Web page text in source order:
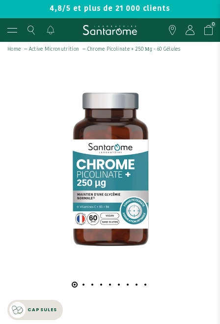
4,8/5 et plus de 21 000 clients
0
Home — Active Micronutrition — Chrome Picolinate + 250 Μg - 60 Gélules
CAPSULES